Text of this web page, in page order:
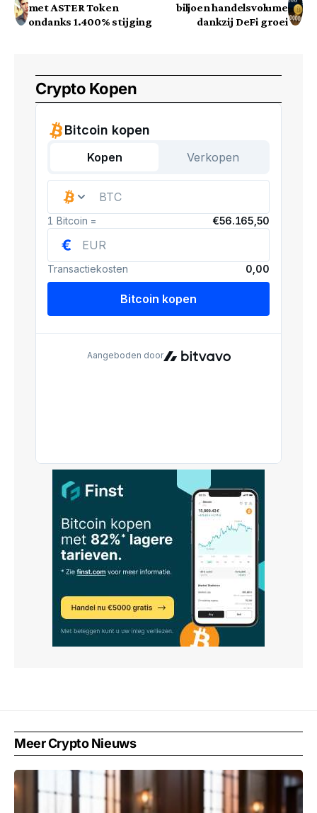
met ASTER Token
ondanks 1.400% stijging
biljoen handelsvolume
dankzij DeFi groei
Crypto Kopen
Meer Crypto Nieuws